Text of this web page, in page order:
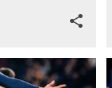
LEVANTE UD